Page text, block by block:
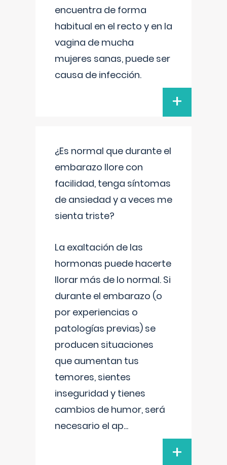
encuentra de forma
habitual en el recto y en la
vagina de mucha
mujeres sanas, puede ser
causa de infección.
+
¿Es normal que durante el
embarazo llore con
facilidad, tenga síntomas
de ansiedad y a veces me
sienta triste?
La exaltación de las
hormonas puede hacerte
llorar más de lo normal. Si
durante el embarazo (o
por experiencias o
patologías previas) se
producen situaciones
que aumentan tus
temores, sientes
inseguridad y tienes
cambios de humor, será
necesario el ap...
+